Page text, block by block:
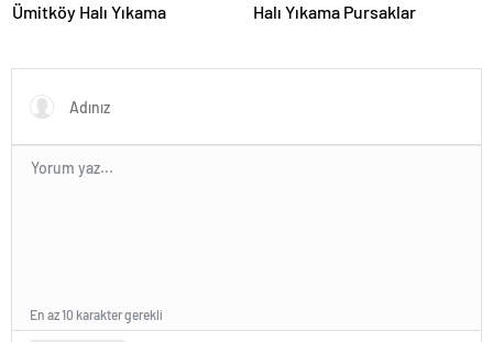
Ümitköy Halı Yıkama Halı Yıkama Pursaklar
En az 10 karakter gerekli